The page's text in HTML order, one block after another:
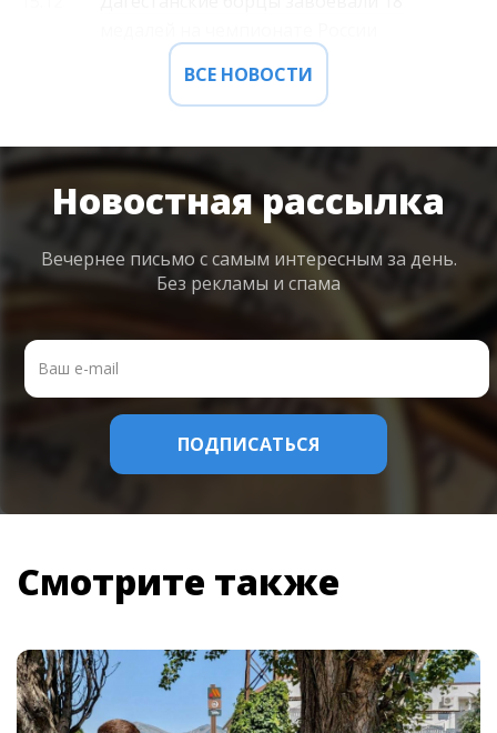
ВСЕ НОВОСТИ
Новостная рассылка
Вечернее письмо с самым интересным за день.
Без рекламы и спама
Смотрите также